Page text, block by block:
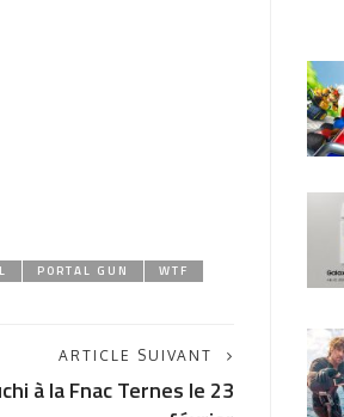
PORTAL GUN WTF
ARTICLE SUIVANT
à la Fnac Ternes le 23